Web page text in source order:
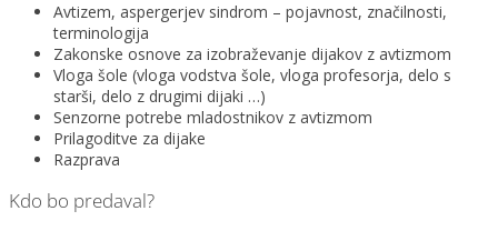
Avtizem, aspergerjev sindrom – pojavnost, značilnosti,
terminologija
Zakonske osnove za izobraževanje dijakov z avtizmom
Vloga šole (vloga vodstva šole, vloga profesorja, delo s
starši, delo z drugimi dijaki …)
Senzorne potrebe mladostnikov z avtizmom
Prilagoditve za dijake
Razprava
Kdo bo predaval?